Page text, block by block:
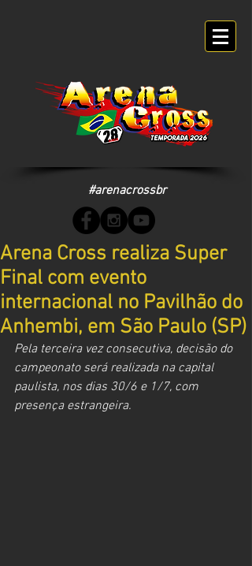
#arenacrossbr
Arena Cross realiza Super
Final com evento
internacional no Pavilhão do
Anhembi, em São Paulo (SP)
Pela terceira vez consecutiva, decisão do
campeonato será realizada na capital
paulista, nos dias 30/6 e 1/7, com
presença estrangeira.